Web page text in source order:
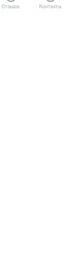
Отзывы Контакты